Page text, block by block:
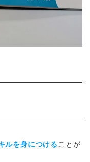
ルを身につける ことが